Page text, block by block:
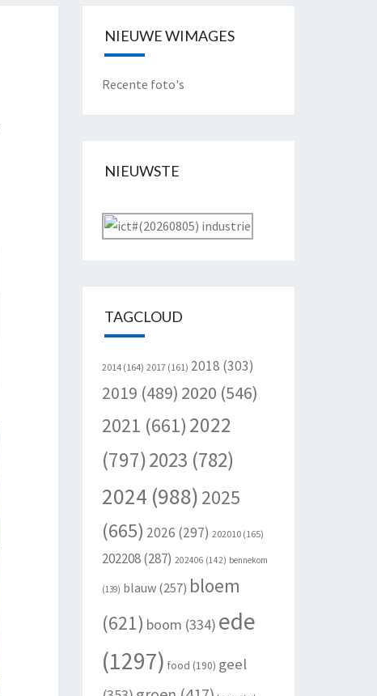
NIEUWE WIMAGES
Recente foto's
NIEUWSTE
TAGCLOUD
2014(164) 2017(161) 2018 (303)
2019 (489) 2020 (546)
2021 (661) 2022
(797)2023 (782)
2024 (988) 2025
(665) 2026 (297) 202010(165)
202208(287) 202406 (142) bennekom
(139) blauw(257) bloem
(621) boom (334) ede
(1297) food (190) geel